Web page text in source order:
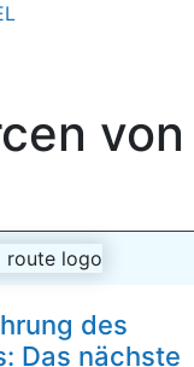
von
des
Das nächste